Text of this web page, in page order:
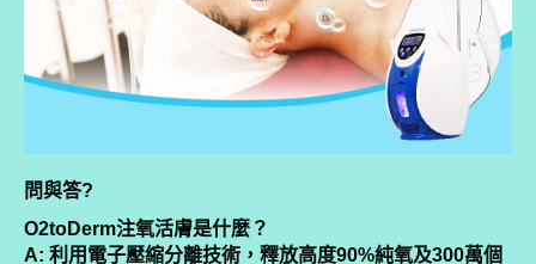
問與答?
O2toDerm注氧活膚是什麼？
A: 利用電子壓縮分離技術，釋放高度90%純氧及300萬個